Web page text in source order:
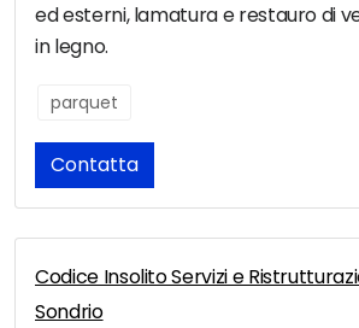
ed esterni, lamatura e restauro di
in legno.
parquet
Contatta
Codice Insolito Servizi e
Sondrio